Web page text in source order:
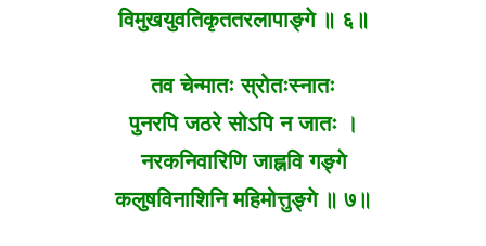
विमुखयुवतिकृततरलापाङ्गे ॥ ६॥
तव चेन्मातः स्रोतःस्नातः
पुनरपि जठरे सोऽपि न जातः ।
नरकनिवारिणि जाह्नवि गङ्गे
कलुषविनाशिनि महिमोत्तुङ्गे ॥ ७॥